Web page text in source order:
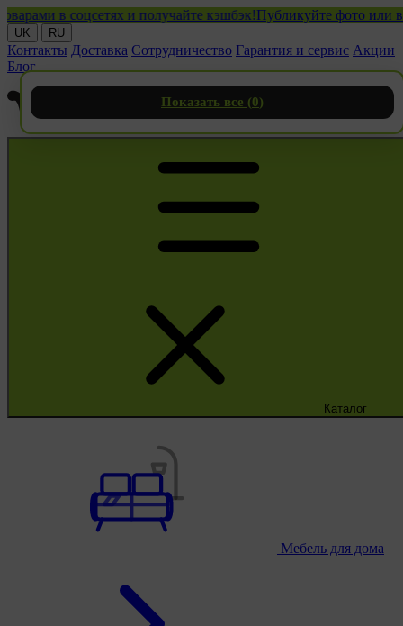
в соцсетях и получайте кэшбэк!Публикуйте фото или видео
UK RU
Контакты Доставка Сотрудничество Гарантия и сервис Акции
Блог
Каталог
Мебель для дома
Показать все (0)